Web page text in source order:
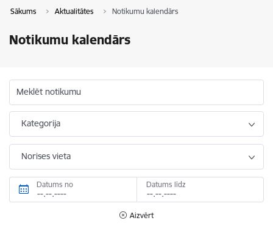
Sākums Aktualitātes Notikumu kalendārs
Notikumu kalendārs
Meklēt notikumu
Kategorija
Norises vieta
Datums no Datums līdz
Aizvērt